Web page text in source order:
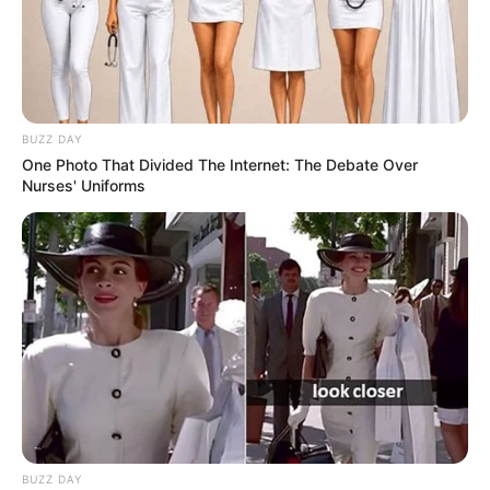
Információ
Adatvédelmi irányelvek
Általános Szerződési Feltételek
Rólunk
Test Page
Copyright © 2026 Magyarvilag.com.
Powered by
WordPress and HybridMag.
BUZZ DAY
One Photo That Divided The Internet: The Debate Over
Nurses' Uniforms
BUZZ DAY